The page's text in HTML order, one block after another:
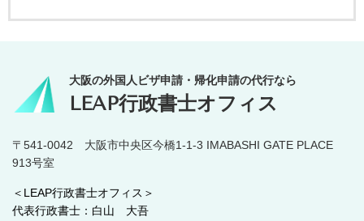
大阪の外国人ビザ申請・帰化申請の代行なら
LEAP行政書士オフィス
〒541-0042 大阪市中央区今橋1-1-3 IMABASHI GATE PLACE
913号室
＜LEAP行政書士オフィス＞
代表行政書士：白山 大吾